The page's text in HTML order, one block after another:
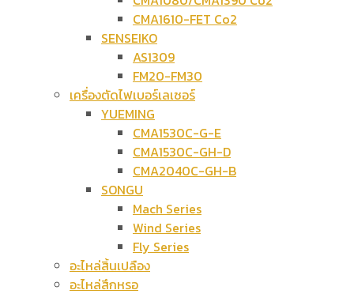
CMA1610-FET Co2
SENSEIKO
AS1309
FM20-FM30
เครื่องตัดไฟเบอร์เลเซอร์
YUEMING
CMA1530C-G-E
CMA1530C-GH-D
CMA2040C-GH-B
SONGU
Mach Series
Wind Series
Fly Series
อะไหล่สิ้นเปลือง
อะไหล่สึกหรอ